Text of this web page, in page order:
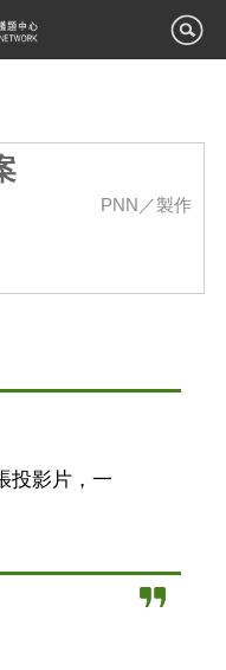
PNN／製作
投影片，一